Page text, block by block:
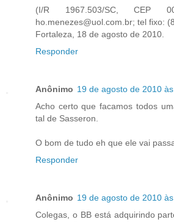
(I/R 1967.503/SC, CEP
ho.menezes@uol.com.br; tel fixo:
Fortaleza, 18 de agosto de 2010.
Responder
Anônimo 19 de agosto de 2010
Acho certo que facamos todos
tal de Sasseron.
O bom de tudo eh que ele vai
Responder
Anônimo 19 de agosto de 2010 às
Colegas, o BB está adquirindo